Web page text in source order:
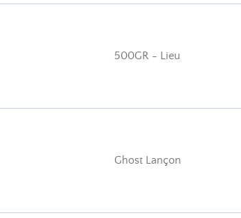
500GR - Lieu
Ghost Lançon